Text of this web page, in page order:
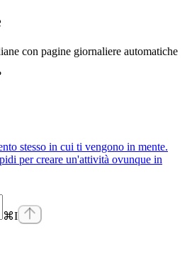
con pagine giornaliere automatiche
stesso in cui ti vengono in mente.
per creare un'attività ovunque in
⌘I